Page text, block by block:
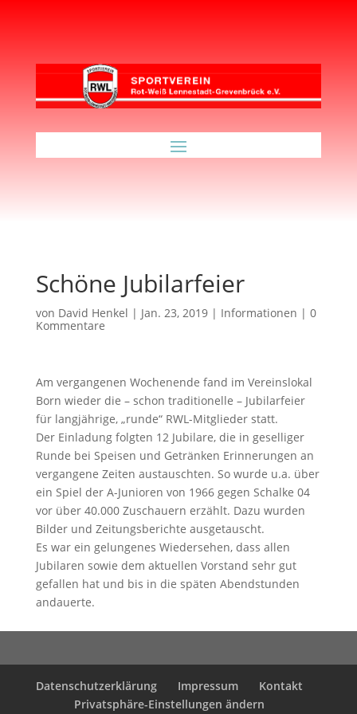
Schöne Jubilarfeier
von David Henkel | Jan. 23, 2019| Informationen | 0
Kommentare
Am vergangenen Wochenende fand im Vereinslokal
Born wieder die – schon traditionelle – Jubilarfeier
für langjährige, „runde“ RWL-Mitglieder statt.
Der Einladung folgten 12 Jubilare, die in geselliger
Runde bei Speisen und Getränken Erinnerungen an
vergangene Zeiten austauschten. So wurde u.a. über
ein Spiel der A-Junioren von 1966 gegen Schalke 04
vor über 40.000 Zuschauern erzählt. Dazu wurden
Bilder und Zeitungsberichte ausgetauscht.
Es war ein gelungenes Wiedersehen, dass allen
Jubilaren sowie dem aktuellen Vorstand sehr gut
gefallen hat und bis in die späten Abendstunden
andauerte.
Datenschutzerklärung Impressum
Kontakt
Privatsphäre-Einstellungen ändern